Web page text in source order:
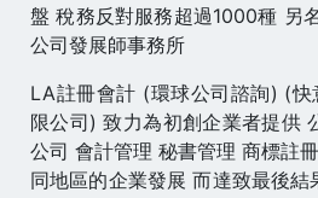
盤 稅務反對服務超過1000種 另
公司發展師事務所
LA註冊會計 (環球公司諮詢) (
限公司) 致力為初創企業者提供
公司 會計管理 秘書管理 商標註
同地區的企業發展 而達致最後